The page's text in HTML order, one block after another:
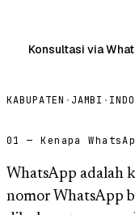
Konsultasi via
KABUPATEN · JAMBI ·
01 — Kenapa
WhatsApp adalah
nomor WhatsApp